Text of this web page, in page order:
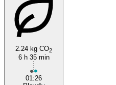
2.24 kg CO2
6 h 35 min
01:26